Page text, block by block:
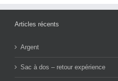
Articles récents
Argent
Sac à dos – retour expérience